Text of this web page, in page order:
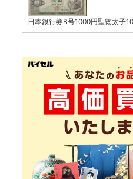
日本銀行券B号1000円聖徳太子